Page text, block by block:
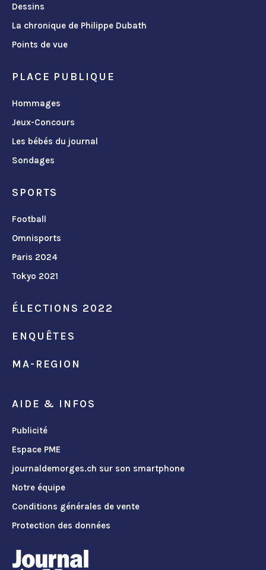
Dessins
La chronique de Philippe Dubath
Points de vue
PLACE PUBLIQUE
Hommages
Jeux-Concours
Les bébés du journal
Sondages
SPORTS
Football
Omnisports
Paris 2024
Tokyo 2021
ÉLECTIONS 2022
ENQUÊTES
MA-REGION
AIDE & INFOS
Publicité
Espace PME
journaldemorges.ch sur son smartphone
Notre équipe
Conditions générales de vente
Protection des données